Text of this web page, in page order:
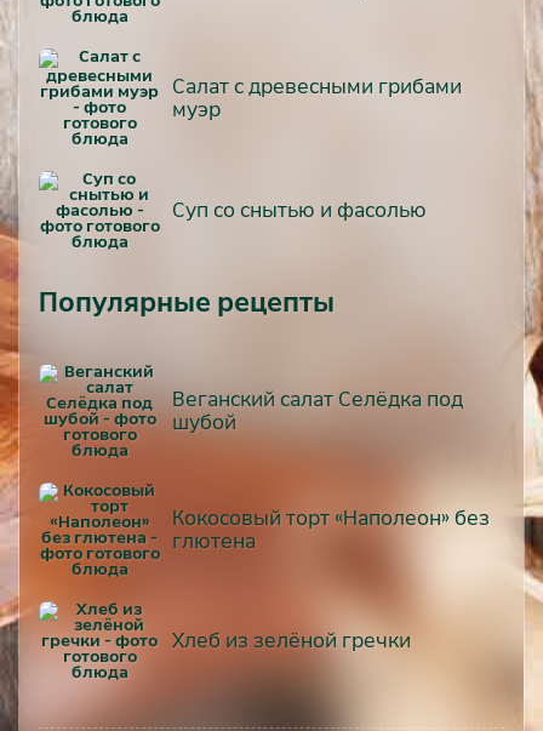
Салат с древесными грибами
муэр
Суп со снытью и фасолью
Популярные рецепты
Веганский салат Селёдка под
шубой
Кокосовый торт «Наполеон» без
глютена
Хлеб из зелёной гречки